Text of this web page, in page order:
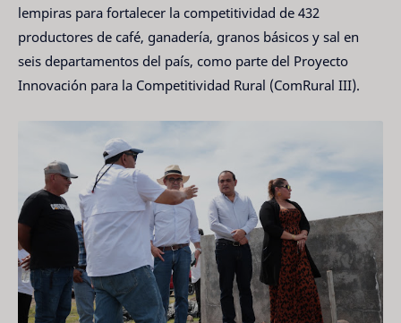
lempiras para fortalecer la competitividad de 432
productores de café, ganadería, granos básicos y sal en
seis departamentos del país, como parte del Proyecto
Innovación para la Competitividad Rural (ComRural III).